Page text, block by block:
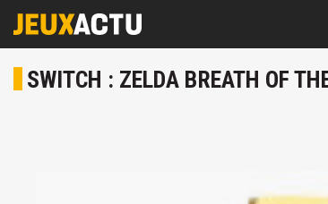
SWITCH : ZELDA BREATH OF